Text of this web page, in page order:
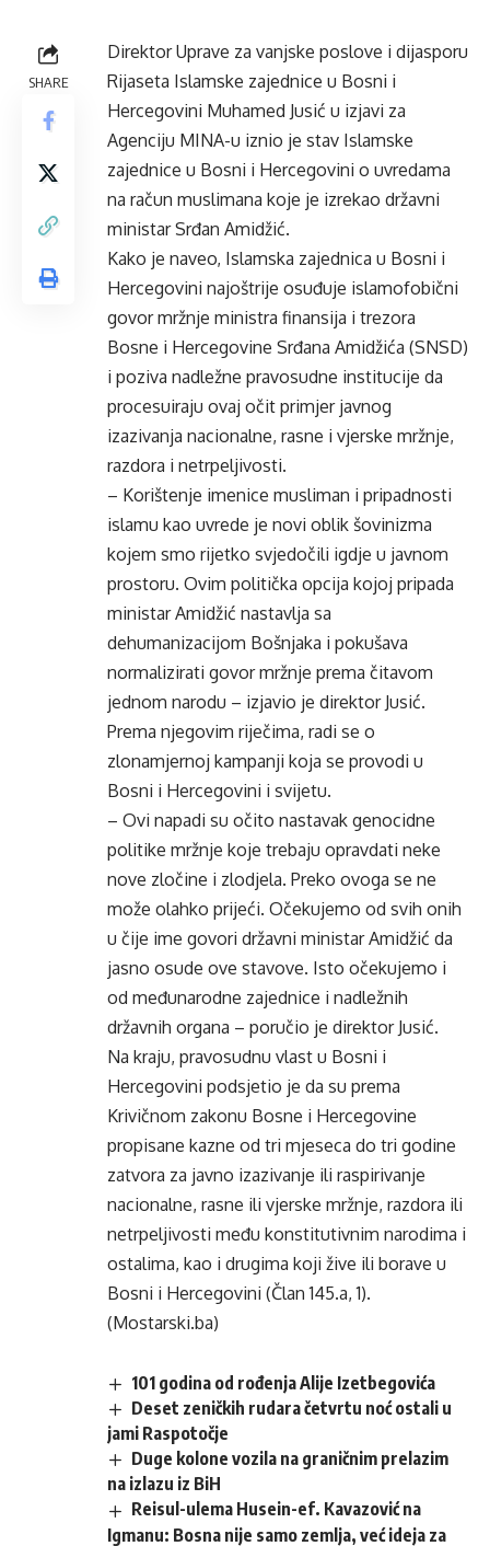
SHARE
Direktor Uprave za vanjske poslove i dijasporu
Rijaseta Islamske zajednice u Bosni i
Hercegovini Muhamed Jusić u izjavi za
Agenciju MINA-u iznio je stav Islamske
zajednice u Bosni i Hercegovini o uvredama
na račun muslimana koje je izrekao državni
ministar Srđan Amidžić.
Kako je naveo, Islamska zajednica u Bosni i
Hercegovini najoštrije osuđuje islamofobični
govor mržnje ministra finansija i trezora
Bosne i Hercegovine Srđana Amidžića (SNSD)
i poziva nadležne pravosudne institucije da
procesuiraju ovaj očit primjer javnog
izazivanja nacionalne, rasne i vjerske mržnje,
razdora i netrpeljivosti.
– Korištenje imenice musliman i pripadnosti
islamu kao uvrede je novi oblik šovinizma
kojem smo rijetko svjedočili igdje u javnom
prostoru. Ovim politička opcija kojoj pripada
ministar Amidžić nastavlja sa
dehumanizacijom Bošnjaka i pokušava
normalizirati govor mržnje prema čitavom
jednom narodu – izjavio je direktor Jusić.
Prema njegovim riječima, radi se o
zlonamjernoj kampanji koja se provodi u
Bosni i Hercegovini i svijetu.
– Ovi napadi su očito nastavak genocidne
politike mržnje koje trebaju opravdati neke
nove zločine i zlodjela. Preko ovoga se ne
može olahko prijeći. Očekujemo od svih onih
u čije ime govori državni ministar Amidžić da
jasno osude ove stavove. Isto očekujemo i
od međunarodne zajednice i nadležnih
državnih organa – poručio je direktor Jusić.
Na kraju, pravosudnu vlast u Bosni i
Hercegovini podsjetio je da su prema
Krivičnom zakonu Bosne i Hercegovine
propisane kazne od tri mjeseca do tri godine
zatvora za javno izazivanje ili raspirivanje
nacionalne, rasne ili vjerske mržnje, razdora ili
netrpeljivosti među konstitutivnim narodima i
ostalima, kao i drugima koji žive ili borave u
Bosni i Hercegovini (Član 145.a, 1).
(Mostarski.ba)
101 godina od rođenja Alije Izetbegovića
Deset zeničkih rudara četvrtu noć ostali u
jami Raspotočje
Duge kolone vozila na graničnim prelazim
na izlazu iz BiH
Reisul-ulema Husein-ef. Kavazović na
Igmanu: Bosna nije samo zemlja, već ideja za